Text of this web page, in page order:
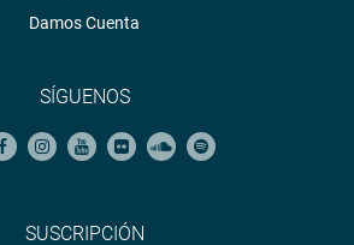
Damos Cuenta
SÍGUENOS
SUSCRIPCIÓN